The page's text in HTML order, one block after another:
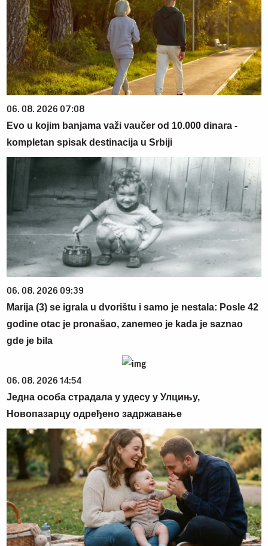
06. 08. 2026 07:08
Evo u kojim banjama važi vaučer od 10.000 dinara -
kompletan spisak destinacija u Srbiji
06. 08. 2026 09:39
Marija (3) se igrala u dvorištu i samo je nestala: Posle 42
godine otac je pronašao, zanemeo je kada je saznao
gde je bila
06. 08. 2026 14:54
Једна особа страдала у удесу у Улцињу,
Новопазарцу одређено задржавање